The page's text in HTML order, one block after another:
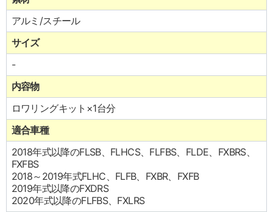
アルミ/スチール
サイズ
-
内容物
ロワリングキット×1台分
適合車種
2018年式以降のFLSB、FLHCS、FLFBS、FLDE、FXBRS、
FXFBS
2018～2019年式FLHC、FLFB、FXBR、FXFB
2019年式以降のFXDRS
2020年式以降のFLFBS、FXLRS